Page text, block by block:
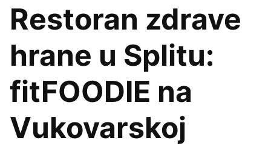
Restoran zdrave
hrane u Splitu:
fitFOODIE na
Vukovarskoj